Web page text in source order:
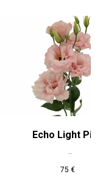
Echo Light Pink
кассет
75 €